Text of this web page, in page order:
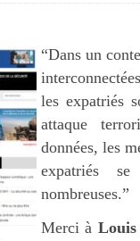
“Dans un
les expatriés
attaque
données, les
expatriés
nombreuses.”
Merci à